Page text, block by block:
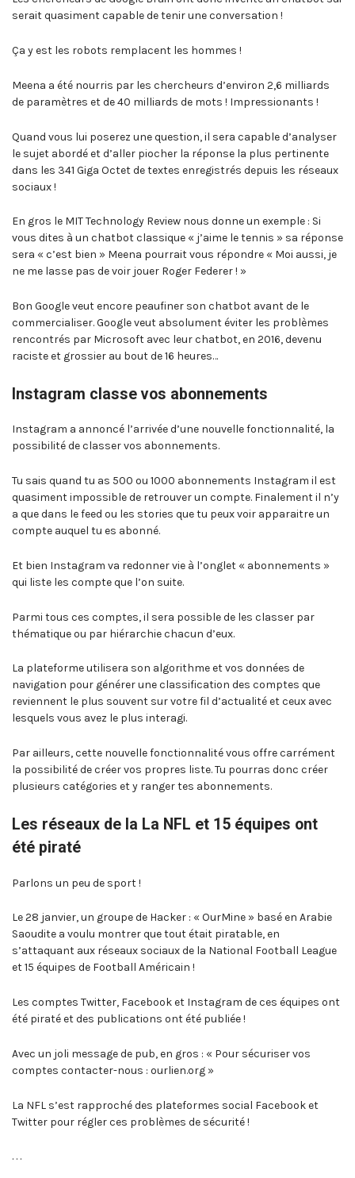
serait quasiment capable de tenir une conversation !
Ça y est les robots remplacent les hommes !
Meena a été nourris par les chercheurs d’environ 2,6 milliards
de paramètres et de 40 milliards de mots ! Impressionants !
Quand vous lui poserez une question, il sera capable d’analyser
le sujet abordé et d’aller piocher la réponse la plus pertinente
dans les 341 Giga Octet de textes enregistrés depuis les réseaux
sociaux !
En gros le MIT Technology Review nous donne un exemple : Si
vous dites à un chatbot classique « j’aime le tennis » sa réponse
sera « c’est bien » Meena pourrait vous répondre « Moi aussi, je
ne me lasse pas de voir jouer Roger Federer ! »
Bon Google veut encore peaufiner son chatbot avant de le
commercialiser. Google veut absolument éviter les problèmes
rencontrés par Microsoft avec leur chatbot, en 2016, devenu
raciste et grossier au bout de 16 heures…
Instagram classe vos abonnements
Instagram a annoncé l’arrivée d’une nouvelle fonctionnalité, la
possibilité de classer vos abonnements.
Tu sais quand tu as 500 ou 1000 abonnements Instagram il est
quasiment impossible de retrouver un compte. Finalement il n’y
a que dans le feed ou les stories que tu peux voir apparaitre un
compte auquel tu es abonné.
Et bien Instagram va redonner vie à l’onglet « abonnements »
qui liste les compte que l’on suite.
Parmi tous ces comptes, il sera possible de les classer par
thématique ou par hiérarchie chacun d’eux.
La plateforme utilisera son algorithme et vos données de
navigation pour générer une classification des comptes que
reviennent le plus souvent sur votre fil d’actualité et ceux avec
lesquels vous avez le plus interagi.
Par ailleurs, cette nouvelle fonctionnalité vous offre carrément
la possibilité de créer vos propres liste. Tu pourras donc créer
plusieurs catégories et y ranger tes abonnements.
Les réseaux de la La NFL et 15 équipes ont
été piraté
Parlons un peu de sport !
Le 28 janvier, un groupe de Hacker : « OurMine » basé en Arabie
Saoudite a voulu montrer que tout était piratable, en
s’attaquant aux réseaux sociaux de la National Football League
et 15 équipes de Football Américain !
Les comptes Twitter, Facebook et Instagram de ces équipes ont
été piraté et des publications ont été publiée !
Avec un joli message de pub, en gros : « Pour sécuriser vos
comptes contacter-nous : ourlien.org »
La NFL s’est rapproché des plateformes social Facebook et
Twitter pour régler ces problèmes de sécurité !
. . .